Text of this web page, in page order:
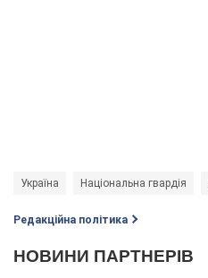
Україна Національна гвардія
Редакційна політика